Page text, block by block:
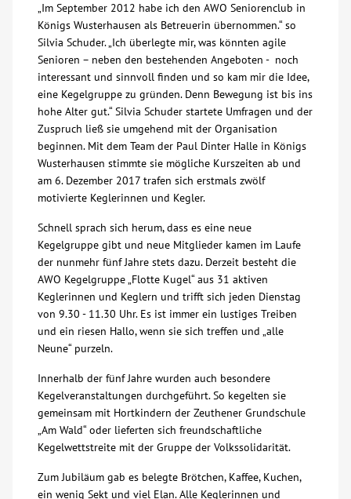
Veranstaltungen
Spenden
Mitmachen
Karriere
Ausbildung
Glossar
Suche
Kontakt
AWO BB Süd
„Im September 2012 habe ich den AWO Seniorenclub in
Königs Wusterhausen als Betreuerin übernommen.“ so
Silvia Schuder. „Ich überlegte mir, was könnten agile
Senioren – neben den bestehenden Angeboten - noch
interessant und sinnvoll finden und so kam mir die Idee,
eine Kegelgruppe zu gründen. Denn Bewegung ist bis ins
hohe Alter gut.“ Silvia Schuder startete Umfragen und der
Zuspruch ließ sie umgehend mit der Organisation
beginnen. Mit dem Team der Paul Dinter Halle in Königs
Wusterhausen stimmte sie mögliche Kurszeiten ab und
am 6. Dezember 2017 trafen sich erstmals zwölf
motivierte Keglerinnen und Kegler.
Schnell sprach sich herum, dass es eine neue
Kegelgruppe gibt und neue Mitglieder kamen im Laufe
der nunmehr fünf Jahre stets dazu. Derzeit besteht die
AWO Kegelgruppe „Flotte Kugel“ aus 31 aktiven
Keglerinnen und Keglern und trifft sich jeden Dienstag
von 9.30 - 11.30 Uhr. Es ist immer ein lustiges Treiben
und ein riesen Hallo, wenn sie sich treffen und „alle
Neune“ purzeln.
Innerhalb der fünf Jahre wurden auch besondere
Kegelveranstaltungen durchgeführt. So kegelten sie
gemeinsam mit Hortkindern der Zeuthener Grundschule
„Am Wald“ oder lieferten sich freundschaftliche
Kegelwettstreite mit der Gruppe der Volkssolidarität.
Zum Jubiläum gab es belegte Brötchen, Kaffee, Kuchen,
ein wenig Sekt und viel Elan. Alle Keglerinnen und